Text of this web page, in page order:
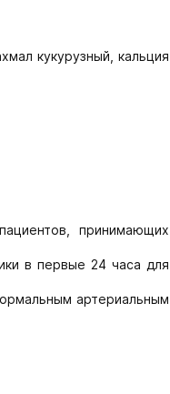
кукурузный, кальция
принимающих
в первые 24 часа для
артериальным